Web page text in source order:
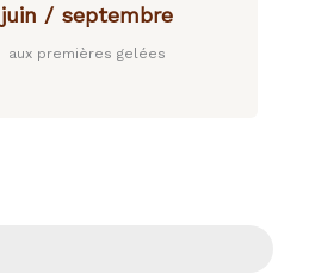
juin / septembre
aux premières gelées